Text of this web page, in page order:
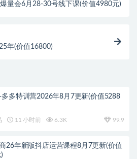
量会6月28-30号线下课(价值4980元)
年(价值16800)
多多特训营2026年8月7更新(价值5288
11 小时前 6.3K 99.9
26年新版抖店运营课程8月7更新(价值